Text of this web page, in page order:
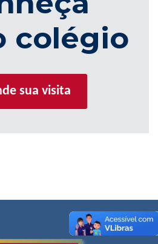
colégio
sua visita